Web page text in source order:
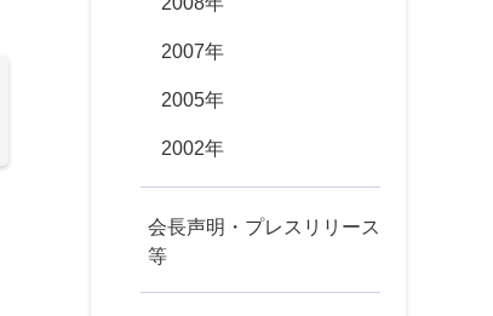
2007年
2005年
2002年
会長声明・プレスリリース
等